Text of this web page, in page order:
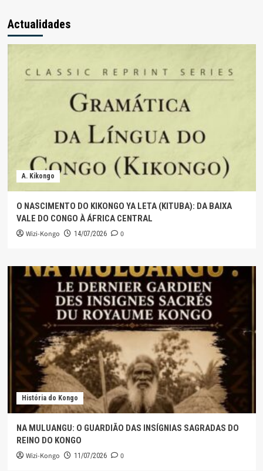
Actualidades
A. Kikongo
O NASCIMENTO DO KIKONGO YA LETA (KITUBA): DA BAIXA
VALE DO CONGO À ÁFRICA CENTRAL
Wizi-Kongo 14/07/2026 0
História do Kongo
NA MULUANGU: O GUARDIÃO DAS INSÍGNIAS SAGRADAS DO
REINO DO KONGO
Wizi-Kongo 11/07/2026 0